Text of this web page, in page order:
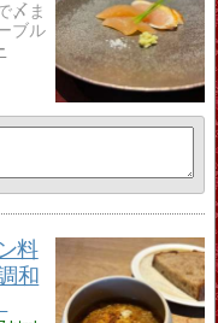
〆ま
ブル
料
和